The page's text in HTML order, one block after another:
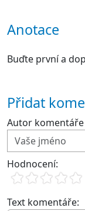
Anotace
Buďte první a
Přidat
Autor komentáře
Hodnocení:
Text komentáře: